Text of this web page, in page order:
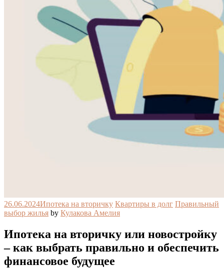
26.06.2024Ипотека на вторичку Квартиры в долг Правильный
выбор жилья by Кулакова Амелия
Ипотека на вторичку или новостройку
– как выбрать правильно и обеспечить
финансовое будущее